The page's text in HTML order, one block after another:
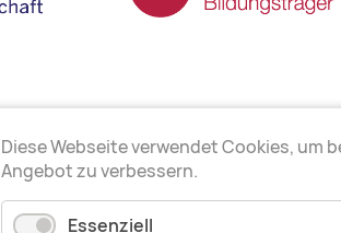
Diese Webseite verwendet Cookies, um
Angebot zu verbessern.
Essenziell